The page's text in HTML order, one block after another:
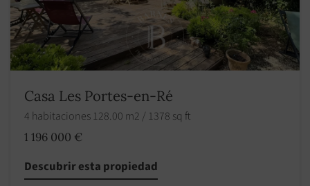
Casa Les Portes-en-Ré
4 habitaciones 128.00 m2 / 1378 sq ft
1 196 000 €
Descubrir esta propiedad